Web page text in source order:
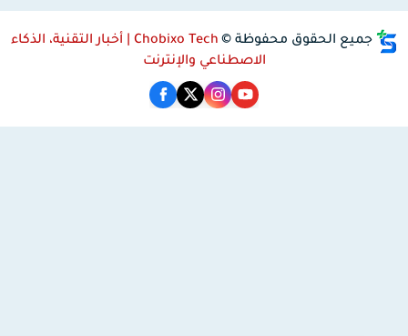
جميع الحقوق محفوظة ©
Chobixo Tech | أخبار التقنية، الذكاء
الاصطناعي والإنترنت